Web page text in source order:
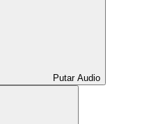
Putar Audio